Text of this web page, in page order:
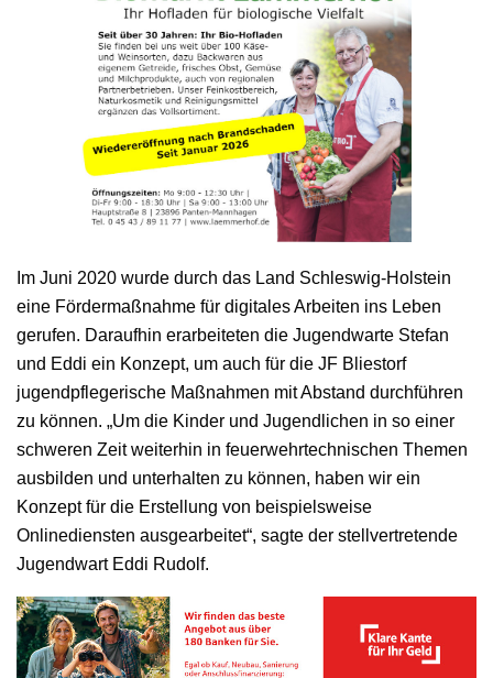
Im Juni 2020 wurde durch das Land Schleswig-Holstein
eine Fördermaßnahme für digitales Arbeiten ins Leben
gerufen. Daraufhin erarbeiteten die Jugendwarte Stefan
und Eddi ein Konzept, um auch für die JF Bliestorf
jugendpflegerische Maßnahmen mit Abstand durchführen
zu können. „Um die Kinder und Jugendlichen in so einer
schweren Zeit weiterhin in feuerwehrtechnischen Themen
ausbilden und unterhalten zu können, haben wir ein
Konzept für die Erstellung von beispielsweise
Onlinediensten ausgearbeitet“, sagte der stellvertretende
Jugendwart Eddi Rudolf.